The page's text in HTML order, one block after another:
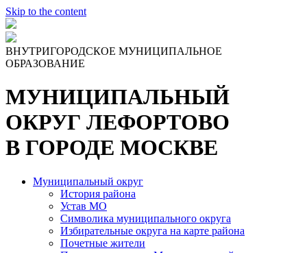
Skip to the content
ВНУТРИГОРОДСКОЕ МУНИЦИПАЛЬНОЕ
ОБРАЗОВАНИЕ
МУНИЦИПАЛЬНЫЙ
ОКРУГ ЛЕФОРТОВО
В ГОРОДЕ МОСКВЕ
Муниципальный округ
История района
Устав МО
Символика муниципального округа
Избирательные округа на карте района
Почетные жители